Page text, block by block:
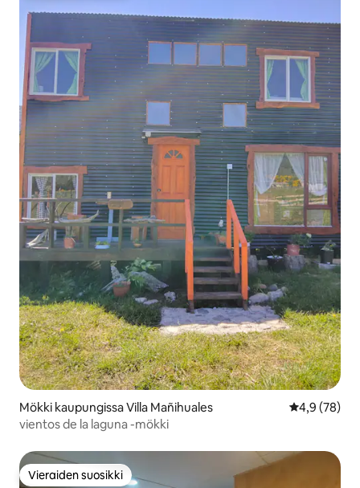
Mökki kaupungissa Villa Mañihuales
4,9 (78)
vientos de la laguna -mökki
Vieraiden suosikki
Vieraiden suosikki